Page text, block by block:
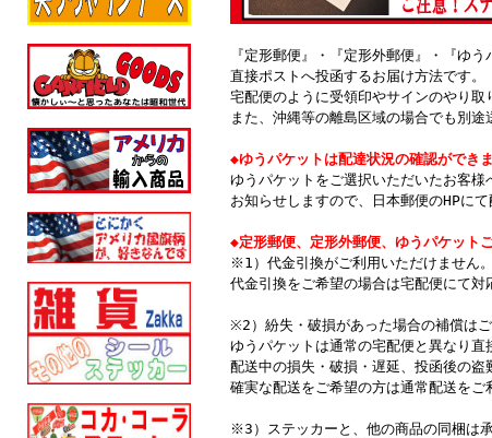
『定形郵便』・『定形外郵便』・『ゆ
直接ポストへ投函するお届け方法です。
宅配便のように受領印やサインのやり取
また、沖縄等の離島区域の場合でも別途
◆ゆうパケットは配達状況の確認ができま
ゆうパケットをご選択いただいたお客
お知らせしますので、日本郵便のHPに
◆定形郵便、定形外郵便、ゆうパケット
※1）代金引換がご利用いただけません。
代金引換をご希望の場合は宅配便にて対
※2）紛失・破損があった場合の補償はご
ゆうパケットは通常の宅配便と異なり直
配送中の損失・破損・遅延、投函後の盗
確実な配送をご希望の方は通常配送をご
※3）ステッカーと、他の商品の同梱は